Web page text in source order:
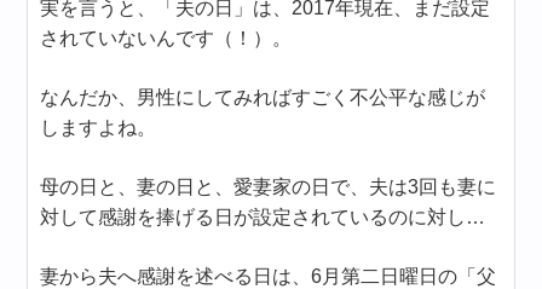
実を言うと、「夫の日」は、2017年現在、まだ設定
されていないんです（！）。
なんだか、男性にしてみればすごく不公平な感じが
しますよね。
母の日と、妻の日と、愛妻家の日で、夫は3回も妻に
対して感謝を捧げる日が設定されているのに対し…
妻から夫へ感謝を述べる日は、6月第二日曜日の「父